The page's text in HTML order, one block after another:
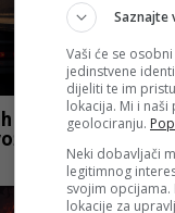
pravila
Saznajte
Vaši će se
jedinstvene
dijeliti te im
lokacija. Mi i
geolociranju.
Neki dobavljači
legitimnog
svojim
lokacije za